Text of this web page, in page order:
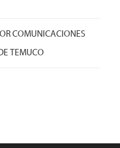
COMUNICACIONES
TEMUCO